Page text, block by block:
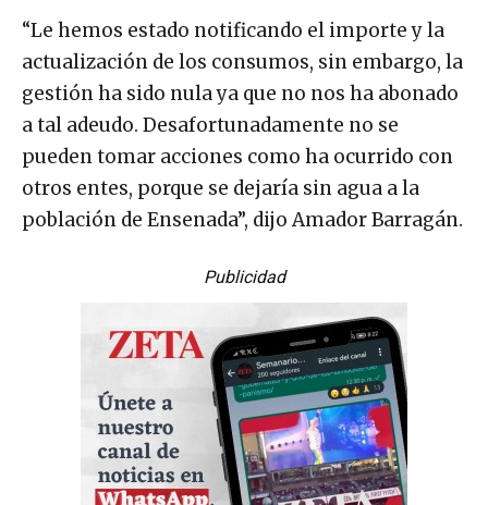
“Le hemos estado notificando el importe y la
actualización de los consumos, sin embargo, la
gestión ha sido nula ya que no nos ha abonado
a tal adeudo. Desafortunadamente no se
pueden tomar acciones como ha ocurrido con
otros entes, porque se dejaría sin agua a la
población de Ensenada”, dijo Amador Barragán.
Publicidad